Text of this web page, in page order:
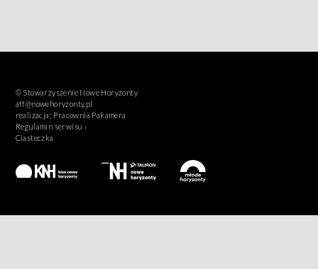
© Stowarzyszenie Nowe Horyzonty
aff@nowehoryzonty.pl
realizacja: Pracownia Pakamera
Regulamin serwisu ›
Ciasteczka